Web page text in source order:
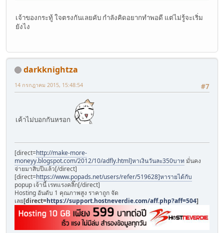
เจ้าของกระทู้ ใจตรงกันเลยคับ กำลังคิดอยากทำพอดี แต่ไม่รู้จะเริ่ม
ยังไง
darkknightza
#7
14 กรกฎาคม 2015, 15:48:54
เค้าไม่บอกกันหรอก
[direct=http://make-more-
moneyy.blogspot.com/2012/10/adfly.html]หาเงินวันละ350บาท มั่นคง
จ่ายมาสิบปีแล้ว[/direct]
[direct=https://www.popads.net/users/refer/519628]หารายได้กับ
popup เจ้านี้ เรทแรงคลิ๊ก[/direct]
Hosting อันดับ 1 คุณภาพสูง ราคาถูก จัด
เลย[direct=https://support.hostneverdie.com/aff.php?aff=504]